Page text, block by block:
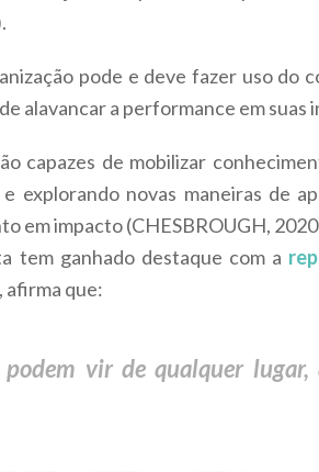
pode e deve fazer uso do
alavancar a performance em suas
capazes de mobilizar
explorando novas maneiras de
em impacto (CHESBROUGH,
tem ganhado destaque com a
afirma que:
vir de qualquer